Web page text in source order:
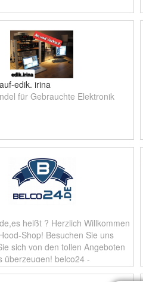
edik. irina
für Gebrauchte Elektronik
heißt ? Herzlich Willkommen
Shop! Besuchen Sie uns
sich von den tollen Angeboten
überzeugen! belco24 -
- besser